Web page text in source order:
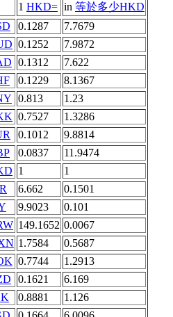
1 HKD= in 等於多少HKD
0.1287
7.7679
0.1252
7.9872
0.1312
7.622
0.1229
8.1367
0.813
1.23
0.7527
1.3286
0.1012
9.8814
0.0837
11.9474
1
1
6.662
0.1501
9.9023
0.101
149.1652 0.0067
1.7584
0.5687
0.7744
1.2913
0.1621
6.169
0.8881
1.126